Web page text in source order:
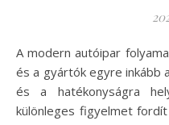
A modern autóipar folyamatos fejlődésen megy keresztül,
és a gyártók egyre inkább
és a hatékonyságra
különleges figyelmet